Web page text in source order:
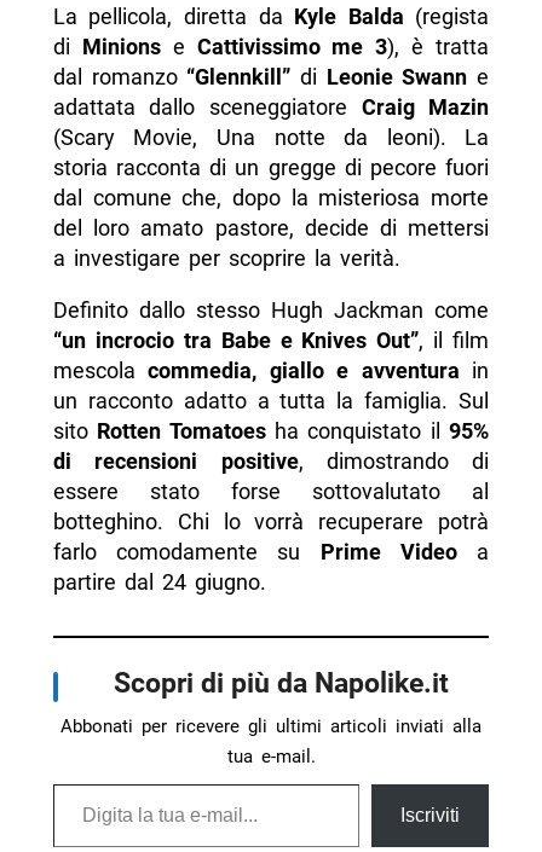
La pellicola, diretta da Kyle Balda (regista
di Minionse Cattivissimo me 3), è tratta
dal romanzo “Glennkill” di Leonie Swann e
adattata dallo sceneggiatore Craig Mazin
(Scary Movie, Una notte da leoni). La
storia racconta di un gregge di pecore fuori
dal comune che, dopo la misteriosa morte
del loro amato pastore, decide di mettersi
a investigare per scoprire la verità.
Definito dallo stesso Hugh Jackman come
“un incrocio tra Babe e Knives Out”, il film
mescolacommedia, giallo e avventura in
un racconto adatto a tutta la famiglia. Sul
sito Rotten Tomatoesha conquistato il95%
di recensioni positive, dimostrando di
essere stato forse sottovalutato al
botteghino. Chi lo vorrà recuperare potrà
farlo comodamente su Prime Videoa
partire dal 24 giugno.
Scopri di più da Napolike.it
Abbonati per ricevere gli ultimi articoli inviati alla
tua e-mail.
Digita la tua e-mail...
Iscriviti